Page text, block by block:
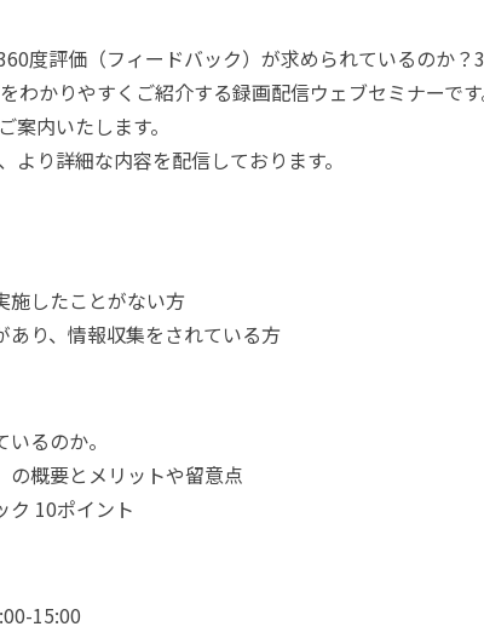
度評価（フィードバック）が求められているのか
わかりやすくご紹介する録画配信ウェブセミナーで
内いたします。
り詳細な内容を配信しております。
施したことがない方
あり、情報収集をされている方
るのか。
の概要とメリットや留意点
ク 10ポイント
15:00